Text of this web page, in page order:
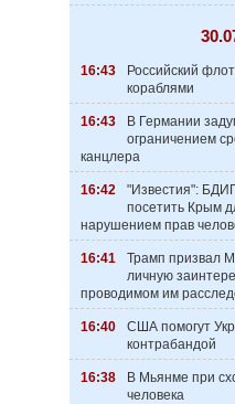
16:43
Российский
кораблями
16:43
В Германии
ограничением
канцлера
16:42
"Известия":
посетить Крым
нарушением прав
16:41
Трамп призвал
личную
проводимом им
16:40
США помогут
контрабандой
16:38
В Мьянме при
человека